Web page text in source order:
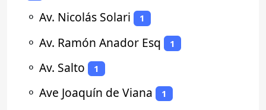
⚬ Av. Nicolás Solari 1
⚬ Av. Ramón Anador Esq 1
⚬ Av. Salto 1
⚬ Ave Joaquín de Viana 1